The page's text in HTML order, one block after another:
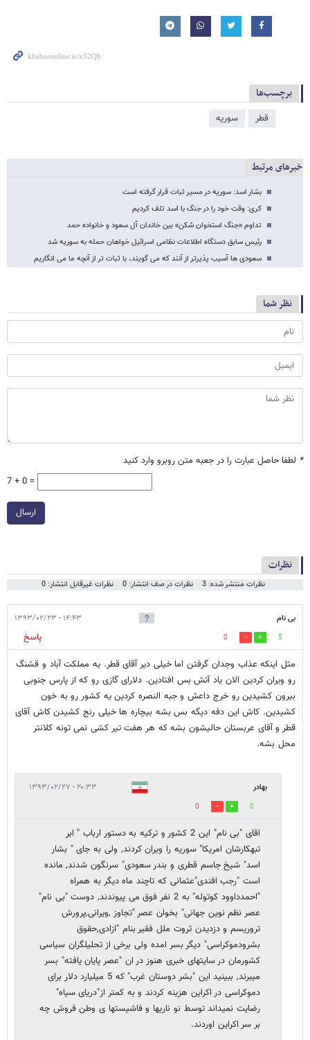
برچسب‌ها
قطر سوریه
خبرهای مرتبط
بشار اسد: سوریه در مسیر ثبات قرار گرفته است
کری: وقت خود را در جنگ با اسد تلف کردیم
تداوم «جنگ استخوان شکن» بین خاندان آل سعود و خانواده حمد
رئیس سابق دستگاه اطلاعات نظامی اسرائیل خواهان حمله به سوریه شد
سعودی ها آسیب پذیرتر از آنند که می گویند، با ثبات تر از آنچه ما می انگاریم
نظر شما
* لطفا حاصل عبارت را در جعبه متن روبرو وارد کنید
7 + 0 =
ارسال
نظرات
نظرات منتشر شده: 3 نظرات در صف انتشار: 0 نظرات غیرقابل انتشار: 0
بی نام ۱۴:۴۳ - ۱۳۹۳/۰۲/۲۳
5
0
پاسخ
مثل اینکه عذاب وجدان گرفتن اما خیلی دیر آقای قطر. یه مملکت آباد و قشنگ
رو ویران کردین الان یاد آتش بس افتادین. دلارای گازی رو که از پارس جنوبی
بیرون کشیدین رو خرج داعش و جبه النصره کردین یه کشور رو به خون
کشیدین. کاش این دفه دیگه بس بشه بیچاره ها خیلی رنج کشیدن کاش آقای
قطر و آقای عربستان حالیشون بشه که هر هفت تیر کشی نمی تونه کلانتر
محل بشه.
بهادر ۲۰:۳۳ - ۱۳۹۳/۰۲/۲۷
0
0
اقای "بی نام" این 2 کشور و ترکیه به دستور ارباب " ابر
تبهکارشان امریکا" سوریه را ویران کردند, ولی به جای " بشار
اسد" شیخ جاسم قطری و بندر سعودی" سرنگون شدند, مانده
است "رجب افندی"عثمانی که تاچند ماه دیگر به همراه
"احمدداوود کوتوله" به 2 نفر فوق می پیوندند, دوست "بی نام"
عصر نظم نوین جهانی" بخوان عصر "تجاوز ,ویرانی,پرورش
تروریسم و دزدیدن ثروت ملل فقیر بنام "ازادی,حقوق
بشرودموکراسی" دیگر بسر امده ولی برخی از تحلیلگران سیاسی
کشورمان در سایتهای خبری هنوز در ان "عصر پایان یافته" بسر
میبرند, ببینید این "بشر دوستان غرب" که 5 میلیارد دلار برای
دموکراسی در اکراین هزینه کردند و به کمتر از"دریای سیاه"
رضایت نمیداند توسط نو ناریها و فاشیستها ی وطن فروش چه
بر سر اکراین اوردند.